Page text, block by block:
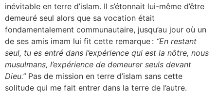
inévitable en terre d’islam. Il s’étonnait lui-même d’être
demeuré seul alors que sa vocation était
fondamentalement communautaire, jusqu’au jour où un
de ses amis imam lui fit cette remarque : “En restant
seul, tu es entré dans l’expérience qui est la nôtre, nous
musulmans, l’expérience de demeurer seuls devant
Dieu.”Pas de mission en terre d’islam sans cette
solitude qui me fait entrer dans la terre de l’autre.